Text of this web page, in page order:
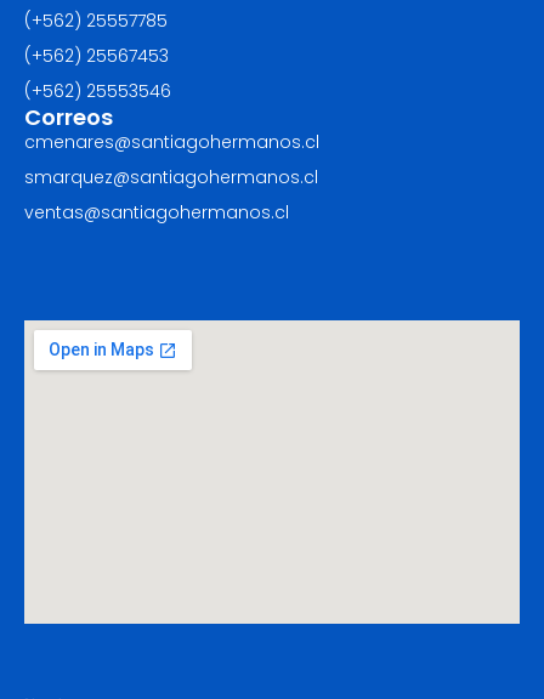
(+562) 25557785
(+562) 25567453‬
(+562) ‪25553546
Correos
cmenares@santiagohermanos.cl
smarquez@santiagohermanos.cl
ventas@santiagohermanos.cl